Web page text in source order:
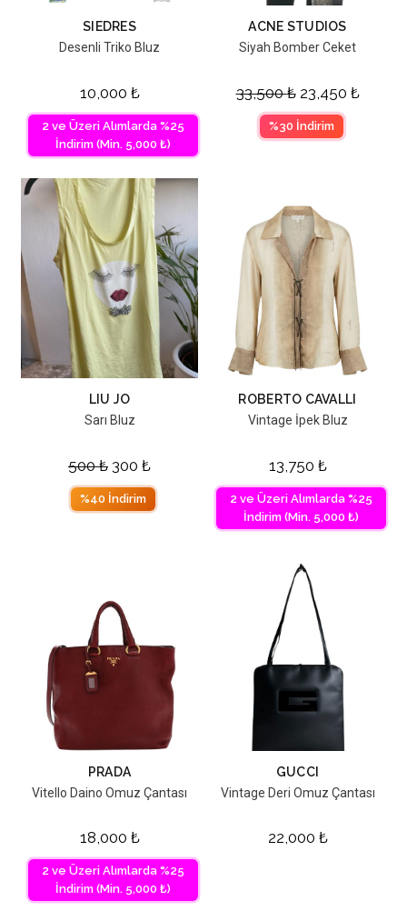
SIEDRES
Desenli Triko Bluz
10,000 ₺
2 ve Üzeri Alımlarda %25
İndirim (Min. 5,000 ₺)
ACNE STUDIOS
Siyah Bomber Ceket
33,500₺ 23,450 ₺
%30 İndirim
LIU JO
Sarı Bluz
500₺ 300 ₺
%40 İndirim
ROBERTO CAVALLI
Vintage İpek Bluz
13,750 ₺
2 ve Üzeri Alımlarda %25
İndirim (Min. 5,000 ₺)
PRADA
Vitello Daino Omuz Çantası
18,000 ₺
2 ve Üzeri Alımlarda %25
İndirim (Min. 5,000 ₺)
GUCCI
Vintage Deri Omuz Çantası
22,000 ₺